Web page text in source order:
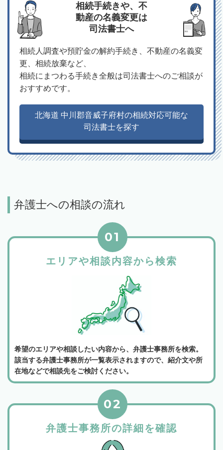
相続手続きや、不
動産の名義変更は
司法書士へ
相続人調査や預貯金の解約手続き、不動産の名義変
更、相続放棄など、
相続にまつわる手続き全般は司法書士へのご相談が
おすすめです。
北海道 中川郡音威子府村の相続対応可能な
司法書士を探す
弁護士への相談の流れ
エリアや相談内容から検索
01
希望のエリアや相談したい内容から、弁護士事務所を検索。
該当する弁護士事務所が一覧表示されますので、紹介文や所
在地などで相談先をご検討ください。
弁護士事務所の詳細を確認
02